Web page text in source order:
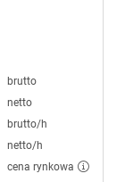
brutto
netto
brutto/h
netto/h
cena rynkowa